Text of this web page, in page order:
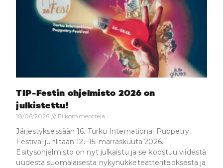
TIP-Festin ohjelmisto 2026 on
julkistettu!
18/06/2026 Ei kommentteja
Järjestyksessään 16. Turku International Puppetry
Festival juhlitaan 12.–15. marraskuuta 2026.
Esitysohjelmisto on nyt julkaistu ja se koostuu viidestä
uudesta suomalaisesta nykynukketeatteriteoksesta ja